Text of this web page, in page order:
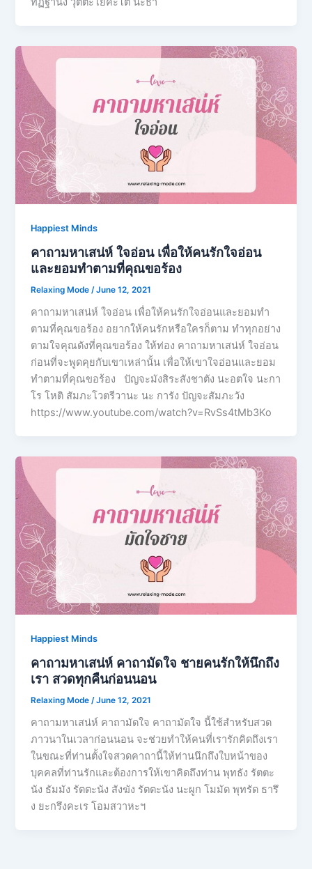
Happiest Minds
คาถามหาเสน่ห์ ใจอ่อน เพื่อให้คนรักใจอ่อน
และยอมทำตามที่คุณขอร้อง
Relaxing Mode /June 12, 2021
คาถามหาเสน่ห์ ใจอ่อน เพื่อให้คนรักใจอ่อนและยอมทำ
ตามที่คุณขอร้อง อยากให้คนรักหรือใครก็ตาม ทำทุกอย่าง
ตามใจคุณดังที่คุณขอร้อง ให้ท่อง คาถามหาเสน่ห์ ใจอ่อน
ก่อนที่จะพูดคุยกับเขาเหล่านั้น เพื่อให้เขาใจอ่อนและยอม
ทำตามที่คุณขอร้อง ปัญจะมังสิระสังชาตัง นะอตใจ นะกา
โร โหติ สัมภะโวตรีวานะ นะ การัง ปัญจะสัมภะวัง
https://www.youtube.com/watch?v=RvSs4tMb3Ko
Happiest Minds
คาถามหาเสน่ห์ คาถามัดใจ ชายคนรักให้นึกถึง
เรา สวดทุกคืนก่อนนอน
Relaxing Mode /June 12, 2021
คาถามหาเสน่ห์ คาถามัดใจ คาถามัดใจ นี้ใช้สำหรับสวด
ภาวนาในเวลาก่อนนอน จะช่วยทำให้คนที่เรารักคิดถึงเรา
ในขณะที่ท่านตั้งใจสวดคาถานี้ให้ท่านนึกถึงใบหน้าของ
บุคคลที่ท่านรักและต้องการให้เขาคิดถึงท่าน พุทธัง รัตตะ
นัง ธัมมัง รัตตะนัง สังฆัง รัตตะนัง นะผูก โมมัด พุทรัด ธารึ
ง ยะกรึงคะเร โอมสวาหะฯ